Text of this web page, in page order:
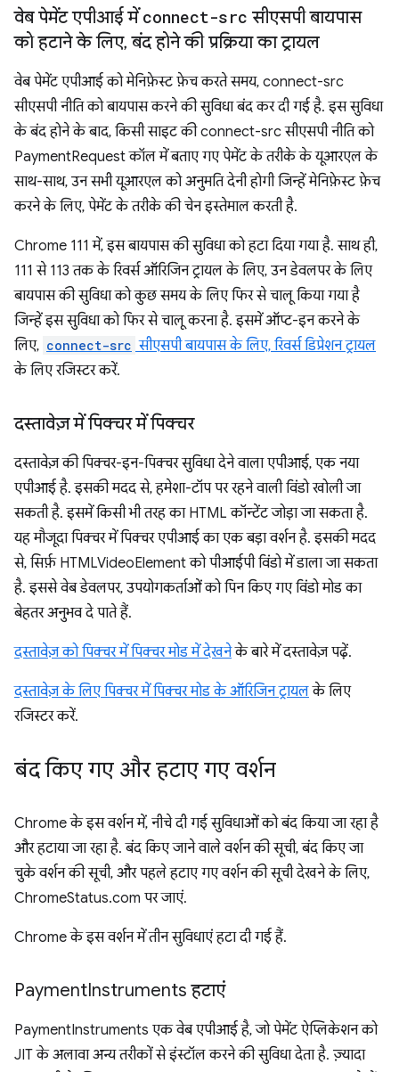
वेब पेमेंट एपीआई मेंconnect-src सीएसपी बायपास
को हटाने के लिए, बंद होने की प्रक्रिया का ट्रायल
वेब पेमेंट एपीआई को मेनिफ़ेस्ट फ़ेच करते समय, connect-src
सीएसपी नीति को बायपास करने की सुविधा बंद कर दी गई है. इस सुविधा
के बंद होने के बाद, किसी साइट की connect-src सीएसपी नीति को
PaymentRequest कॉल में बताए गए पेमेंट के तरीके के यूआरएल के
साथ-साथ, उन सभी यूआरएल को अनुमति देनी होगी जिन्हें मेनिफ़ेस्ट फ़ेच
करने के लिए, पेमेंट के तरीके की चेन इस्तेमाल करती है.
Chrome 111 में, इस बायपास की सुविधा को हटा दिया गया है. साथ ही,
111 से 113 तक के रिवर्स ऑरिजिन ट्रायल के लिए, उन डेवलपर के लिए
बायपास की सुविधा को कुछ समय के लिए फिर से चालू किया गया है
जिन्हें इस सुविधा को फिर से चालू करना है. इसमें ऑप्ट-इन करने के
लिए, connect-src सीएसपी बायपास के लिए, रिवर्स डिप्रेशन ट्रायल
के लिए रजिस्टर करें.
दस्तावेज़ में पिक्चर में पिक्चर
दस्तावेज़ की पिक्चर-इन-पिक्चर सुविधा देने वाला एपीआई, एक नया
एपीआई है. इसकी मदद से, हमेशा-टॉप पर रहने वाली विंडो खोली जा
सकती है. इसमें किसी भी तरह का HTML कॉन्टेंट जोड़ा जा सकता है.
यह मौजूदा पिक्चर में पिक्चर एपीआई का एक बड़ा वर्शन है. इसकी मदद
से, सिर्फ़ HTMLVideoElement को पीआईपी विंडो में डाला जा सकता
है. इससे वेब डेवलपर, उपयोगकर्ताओं को पिन किए गए विंडो मोड का
बेहतर अनुभव दे पाते हैं.
दस्तावेज़ को पिक्चर में पिक्चर मोड में देखनेके बारे में दस्तावेज़ पढ़ें.
दस्तावेज़ के लिए पिक्चर में पिक्चर मोड के ऑरिजिन ट्रायलके लिए
रजिस्टर करें.
बंद किए गए और हटाए गए वर्शन
Chrome के इस वर्शन में, नीचे दी गई सुविधाओं को बंद किया जा रहा है
और हटाया जा रहा है. बंद किए जाने वाले वर्शन की सूची, बंद किए जा
चुके वर्शन की सूची, और पहले हटाए गए वर्शन की सूची देखने के लिए,
ChromeStatus.com पर जाएं.
Chrome के इस वर्शन में तीन सुविधाएं हटा दी गई हैं.
PaymentInstruments हटाएं
PaymentInstruments एक वेब एपीआई है, जो पेमेंट ऐप्लिकेशन को
JIT के अलावा अन्य तरीकों से इंस्टॉल करने की सुविधा देता है. ज़्यादा